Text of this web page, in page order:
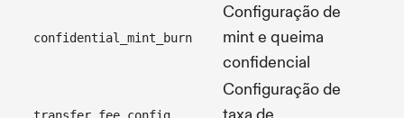
confidential_mint_burn
Configuração de
mint e queima
confidencial
Configuração de